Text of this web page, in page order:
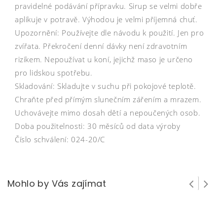
pravidelné podávání přípravku. Sirup se velmi dobře
aplikuje v potravě. Výhodou je velmi příjemná chuť.
Upozornění: Používejte dle návodu k použití. Jen pro
zvířata. Překročení denní dávky není zdravotním
rizikem. Nepoužívat u koní, jejichž maso je určeno
pro lidskou spotřebu.
Skladování: Skladujte v suchu při pokojové teplotě.
Chraňte před přímým slunečním zářením a mrazem.
Uchovávejte mimo dosah dětí a nepoučených osob.
Doba použitelnosti: 30 měsíců od data výroby
Číslo schválení: 024-20/C
Mohlo by Vás zajímat